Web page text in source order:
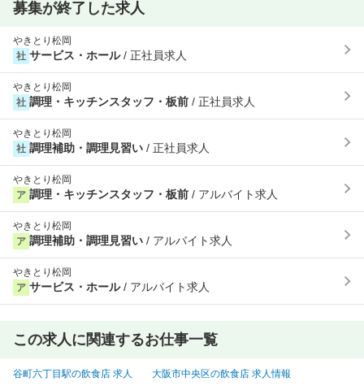
募集が終了した求人
やきとり松岡
社 サービス・ホール/ 正社員求人
やきとり松岡
社 調理・キッチンスタッフ・板前 / 正社員求人
やきとり松岡
社 調理補助・調理見習い / 正社員求人
やきとり松岡
ア 調理・キッチンスタッフ・板前 / アルバイト求人
やきとり松岡
ア 調理補助・調理見習い / アルバイト求人
やきとり松岡
ア サービス・ホール/ アルバイト求人
この求人に関連するお仕事一覧
谷町六丁目駅の飲食店 求人
大阪市中央区の飲食店 求人情報